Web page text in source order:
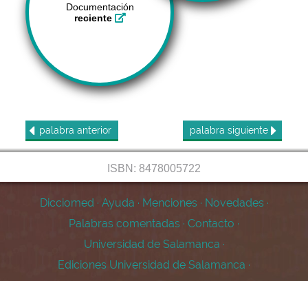
Documentación
reciente
palabra anterior palabra siguiente
ISBN: 8478005722
Dicciomed · Ayuda · Menciones · Novedades ·
Palabras comentadas · Contacto ·
Universidad de Salamanca ·
Ediciones Universidad de Salamanca ·